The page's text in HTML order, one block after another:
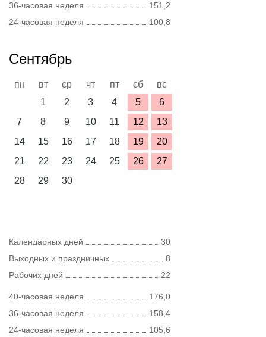
36-часовая неделя
151,2
24-часовая неделя
100,8
Сентябрь
пн вт ср чт пт сб
вс
1
2 3 4 5
6
7
8 9 10 11 12
13
14
15 16 17 18 19
20
21
22 23 24 25 26
27
28
29 30
Календарных дней
30
Выходных и праздничных
8
Рабочих дней
22
40-часовая неделя
176,0
36-часовая неделя
158,4
24-часовая неделя
105,6